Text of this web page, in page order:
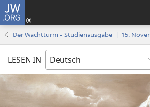
JW.ORG
LESEN IN